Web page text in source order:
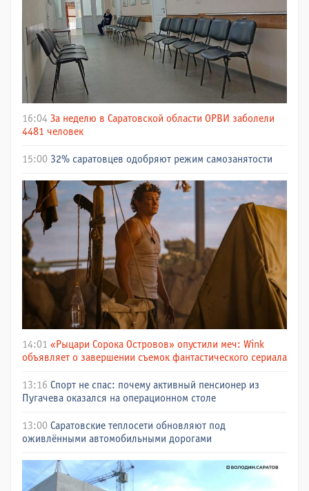
16:04 За неделю в Саратовской области ОРВИ заболели
4481 человек
15:00 32% саратовцев одобряют режим самозанятости
14:01 «Рыцари Сорока Островов» опустили меч: Wink
объявляет о завершении съемок фантастического сериала
13:16 Спорт не спас: почему активный пенсионер из
Пугачева оказался на операционном столе
13:00 Саратовские теплосети обновляют под
оживлёнными автомобильными дорогами